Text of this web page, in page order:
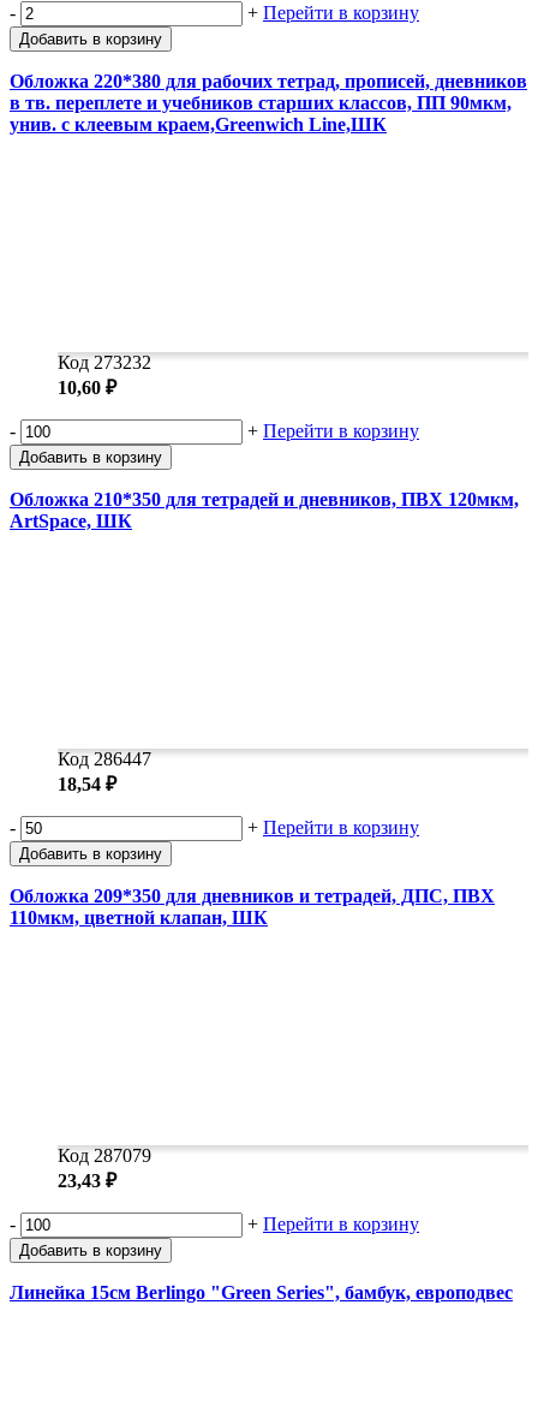
- + Перейти в корзину
Добавить в корзину
Обложка 220*380 для рабочих тетрад, прописей, дневников
в тв. переплете и учебников старших классов, ПП 90мкм,
унив. с клеевым краем,Greenwich Line,ШК
Код 273232
10,60 ₽
- + Перейти в корзину
Добавить в корзину
Обложка 210*350 для тетрадей и дневников, ПВХ 120мкм,
ArtSpace, ШК
Код 286447
18,54 ₽
- + Перейти в корзину
Добавить в корзину
Обложка 209*350 для дневников и тетрадей, ДПС, ПВХ
110мкм, цветной клапан, ШК
Код 287079
23,43 ₽
- + Перейти в корзину
Добавить в корзину
Линейка 15см Berlingo "Green Series", бамбук, европодвес